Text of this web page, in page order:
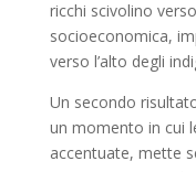
ricchi scivolino
socioeconomica,
verso l’alto degli
Un secondo
un momento in cui
accentuate, mette